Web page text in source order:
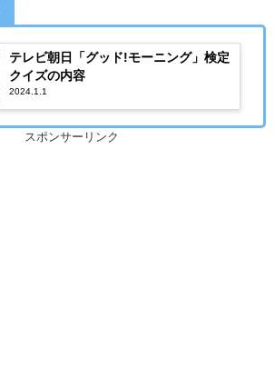
テレビ朝日「グッド!モーニング」検定
クイズの内容
2024.1.1
スポンサーリンク